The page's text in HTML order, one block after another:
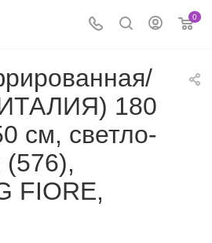
0
180
см, светло-
FIORE,